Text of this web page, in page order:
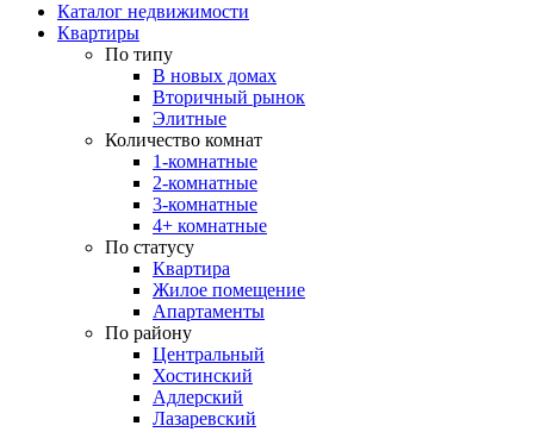
Каталог недвижимости
Квартиры
По типу
В новых домах
Вторичный рынок
Элитные
Количество комнат
1-комнатные
2-комнатные
3-комнатные
4+ комнатные
По статусу
Квартира
Жилое помещение
Апартаменты
По району
Центральный
Хостинский
Адлерский
Лазаревский